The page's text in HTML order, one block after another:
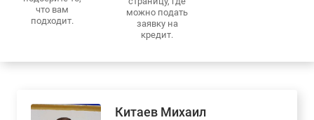
что вам
подходит.
можно подать
заявку на
кредит.
Китаев Михаил